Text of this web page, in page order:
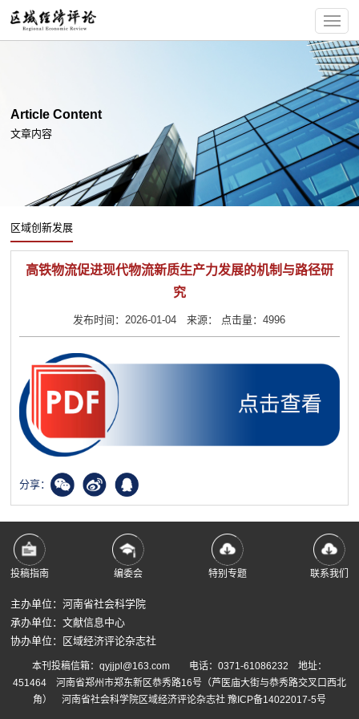
Article Content
文章内容
区域创新发展
高铁物流促进现代物流新质生产力发展的机制与路径研
究
发布时间：2026-01-04 来源： 点击量：4996
分享：
投稿指南 编委会 特别专题 联系我们
主办单位：河南省社会科学院
承办单位：文献信息中心
协办单位：区域经济评论杂志社
本刊投稿信箱：qyjjpl@163.com 电话：0371-61086232 地址：
451464 河南省郑州市郑东新区恭秀路16号（芦医庙大街与恭秀路交叉口西北
角） 河南省社会科学院区域经济评论杂志社 豫ICP备14022017-5号